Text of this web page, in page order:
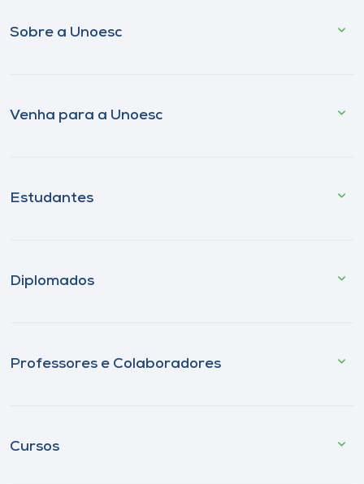
Sobre a Unoesc
Venha para a Unoesc
Estudantes
Diplomados
Professores e Colaboradores
Cursos